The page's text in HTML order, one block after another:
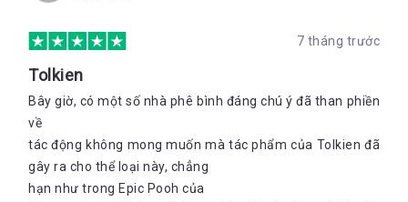
7 tháng trước
Tolkien
Bây giờ, có một số nhà phê bình đáng chú ý đã than phiền
về
tác động không mong muốn mà tác phẩm của Tolkien đã
gây ra cho thể loại này, chẳng
hạn như trong Epic Pooh của